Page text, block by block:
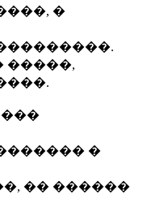
�
�����,
�
�� ������